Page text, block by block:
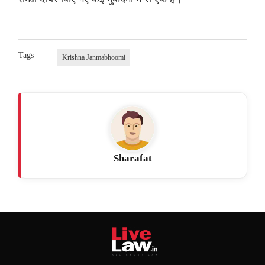
Tags Krishna Janmabhoomi
Sharafat